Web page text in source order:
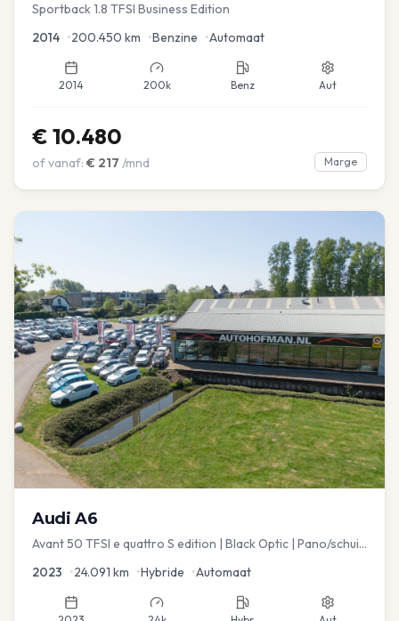
Sportback 1.8 TFSI Business Edition
2014 •200.450 km •Benzine •Automaat
2014 200k Benz Aut
€ 10.480
of vanaf: € 217 /mnd Marge
Audi A6
Avant 50 TFSI e quattro S edition | Black Optic | Pano/schuif
2023 •24.091 km •Hybride •Automaat